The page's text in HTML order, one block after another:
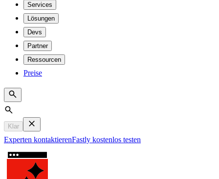
Services
Lösungen
Devs
Partner
Ressourcen
Preise
Search
Klar
Experten kontaktierenFastly kostenlos testen